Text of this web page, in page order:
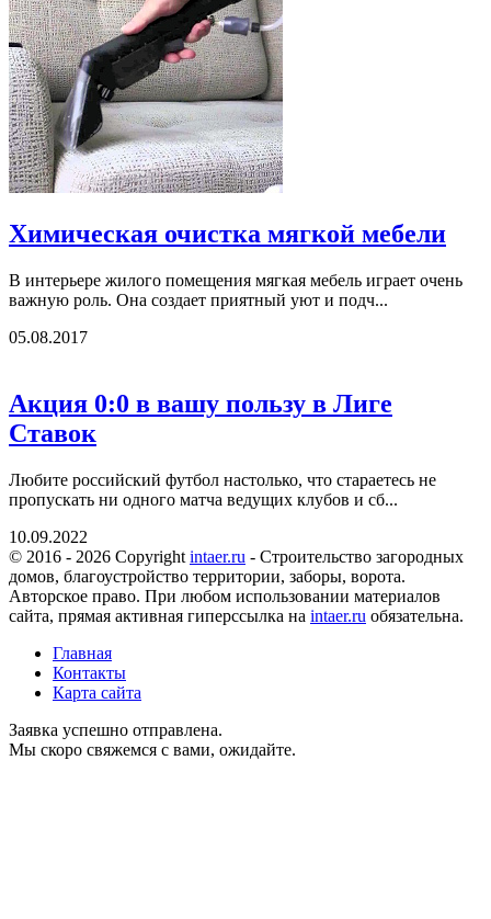
Химическая очистка мягкой мебели
В интерьере жилого помещения мягкая мебель играет очень
важную роль. Она создает приятный уют и подч...
05.08.2017
Акция 0:0 в вашу пользу в Лиге
Ставок
Любите российский футбол настолько, что стараетесь не
пропускать ни одного матча ведущих клубов и сб...
10.09.2022
© 2016 - 2026 Copyright intaer.ru - Cтроительство загородных
домов, благоустройство территории, заборы, ворота.
Авторское право. При любом использовании материалов
сайта, прямая активная гиперссылка на intaer.ru обязательна.
Главная
Контакты
Карта сайта
Заявка успешно отправлена.
Мы скоро свяжемся с вами, ожидайте.